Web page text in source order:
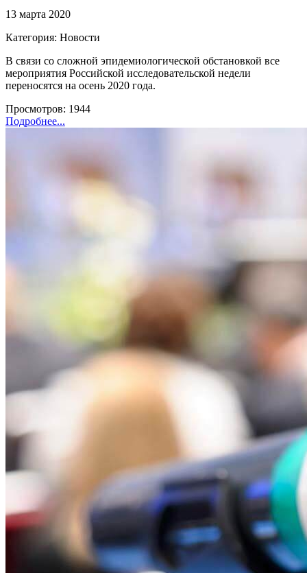
13 марта 2020
Категория: Новости
В связи со сложной эпидемиологической обстановкой все
мероприятия Российской исследовательской недели
переносятся на осень 2020 года.
Просмотров: 1944
Подробнее...